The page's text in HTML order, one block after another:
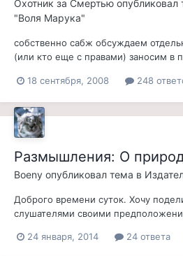
Охотник за Смертью опубликовал
"Воля Марука"
собственно сабж обсуждаем
(или кто еще с правами) заносим в
пример - три книжки уже
Электричество 3й т...
18 сентября, 2008 248
Размышления: О
Boeny опубликовал тема в
Доброго времени суток. Хочу
слушателями своими
мана или волшебная энергия, как
24 января, 2014 24 ответа